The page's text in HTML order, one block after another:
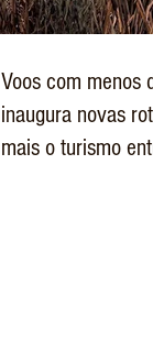
Voos com menos
inaugura novas
mais o turismo